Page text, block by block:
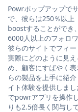
Powrポップアップで
で、彼らは250％以上
boostすることができ
6000人以上のフォロ
彼らのサイトでフィ
実際にどのように見
め、顧客にすばやく
らの製品を上手に紹
イト体験を提供しま
でpowrアプリを操作
りも2.5倍長く関与し